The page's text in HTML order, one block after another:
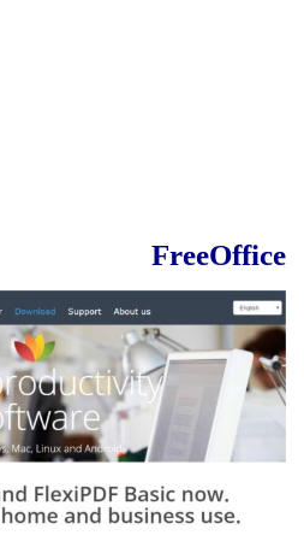
FreeOffice